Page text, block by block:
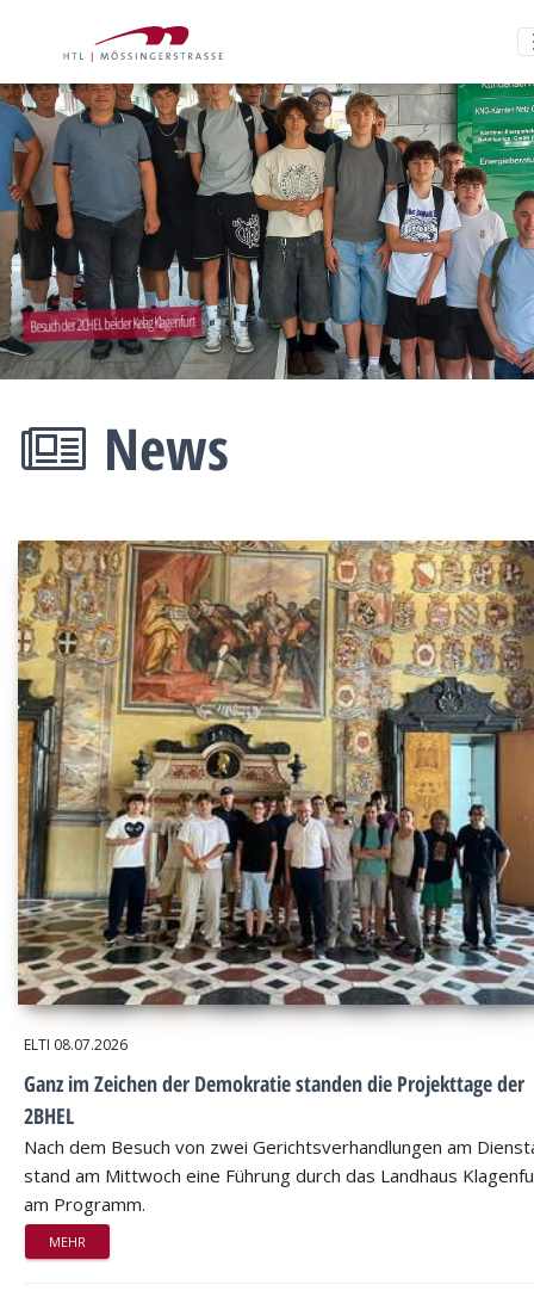
Besuch der 2CHEL bei der Kelag Klagenfurt
News
ELTI 08.07.2026
Ganz im Zeichen der Demokratie standen die Projekttage der
2BHEL
Nach dem Besuch von zwei Gerichtsverhandlungen am
stand am Mittwoch eine Führung durch das Landhaus
am Programm.
MEHR